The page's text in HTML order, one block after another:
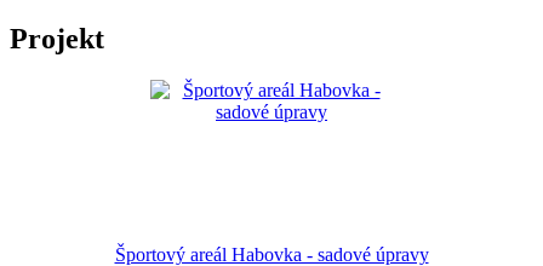
Projekt
Športový areál Habovka - sadové úpravy